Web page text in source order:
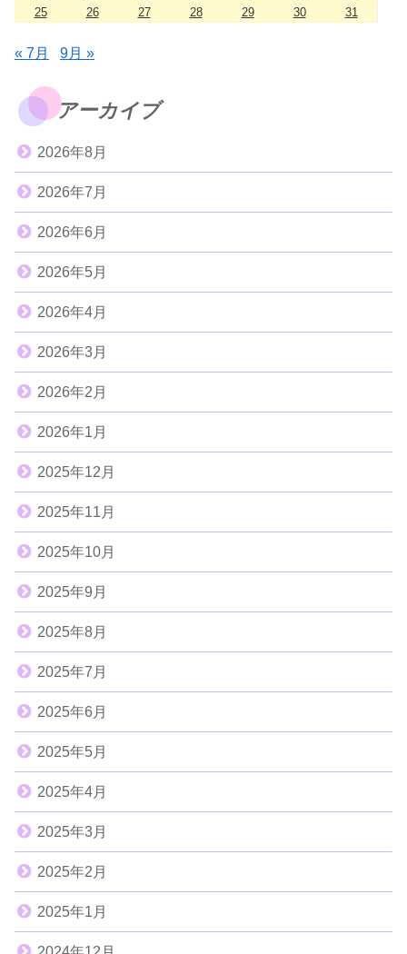
25
26 27 28 29 30 31
« 7月 9月 »
アーカイブ
2026年8月
2026年7月
2026年6月
2026年5月
2026年4月
2026年3月
2026年2月
2026年1月
2025年12月
2025年11月
2025年10月
2025年9月
2025年8月
2025年7月
2025年6月
2025年5月
2025年4月
2025年3月
2025年2月
2025年1月